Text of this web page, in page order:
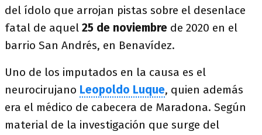
del ídolo que arrojan pistas sobre el desenlace
fatal de aquel 25 de noviembre de 2020 en el
barrio San Andrés, en Benavídez.
Uno de los imputados en la causa es el
neurocirujano Leopoldo Luque, quien además
era el médico de cabecera de Maradona. Según
material de la investigación que surge del